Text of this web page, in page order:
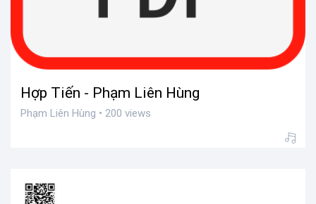
Hợp Tiến - Phạm Liên Hùng
Phạm Liên Hùng • 200 views